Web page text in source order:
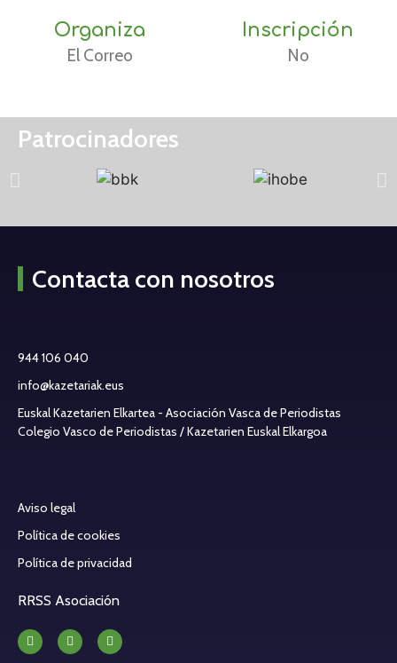
Organiza
El Correo
Inscripción
No
Patrocinadores
Contacta con nosotros
944 106 040
info@kazetariak.eus
Euskal Kazetarien Elkartea - Asociación Vasca de Periodistas
Colegio Vasco de Periodistas / Kazetarien Euskal Elkargoa
Aviso legal
Política de cookies
Política de privacidad
RRSS Asociación